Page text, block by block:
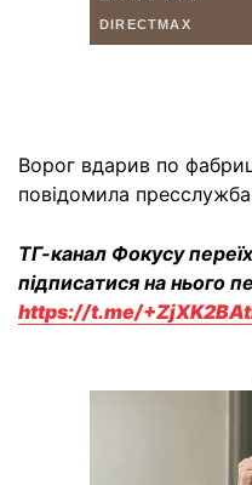
Ворог вдарив по
повідомила пресслужба
ТГ-канал Фокусу
підписатися на нього
https://t.me/